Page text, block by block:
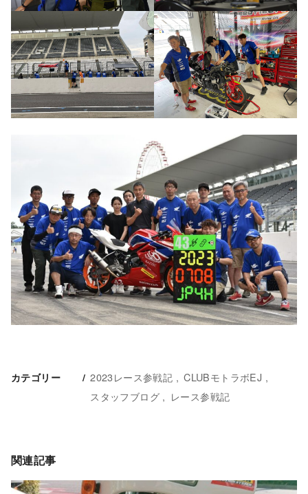
カテゴリー 2023レース参戦記
CLUBモトラボEJ
スタッフブログ
レース参戦記
関連記事